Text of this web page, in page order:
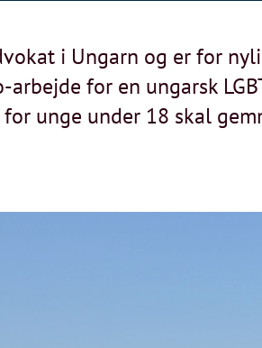
i Ungarn og er for
for en ungarsk
for unge under 18 skal